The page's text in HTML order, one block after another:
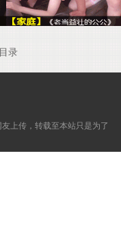
录
上传，转载至本站只是为了